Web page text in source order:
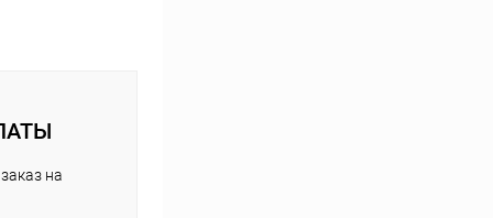
на